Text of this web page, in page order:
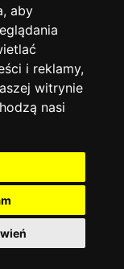
aby
i reklamy,
witrynie
nasi